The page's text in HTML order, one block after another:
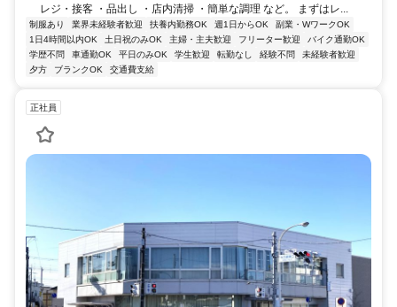
レジ・接客 ・品出し ・店内清掃 ・簡単な調理 など。 まずはレ...
制服あり 業界未経験者歓迎 扶養内勤務OK 週1日からOK
副業・WワークOK
1日4時間以内OK
土日祝のみOK 主婦・主夫歓迎 フリーター歓迎
バイク通勤OK
学歴不問
車通勤OK 平日のみOK 学生歓迎 転勤なし 経験不問
未経験者歓迎
夕方
ブランクOK 交通費支給
正社員